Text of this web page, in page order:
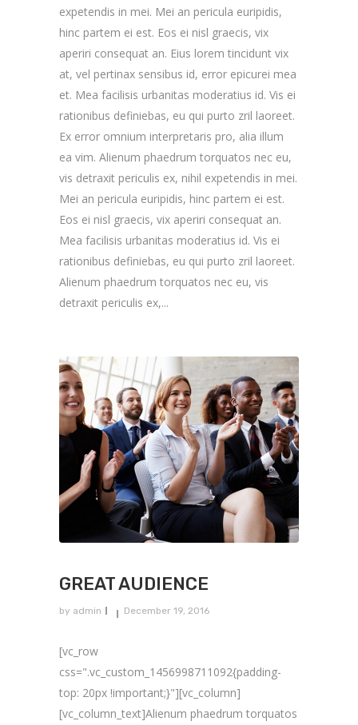
expetendis in mei. Mei an pericula euripidis,
hinc partem ei est. Eos ei nisl graecis, vix
aperiri consequat an. Eius lorem tincidunt vix
at, vel pertinax sensibus id, error epicurei mea
et. Mea facilisis urbanitas moderatius id. Vis ei
rationibus definiebas, eu qui purto zril laoreet.
Ex error omnium interpretaris pro, alia illum
ea vim. Alienum phaedrum torquatos nec eu,
vis detraxit periculis ex, nihil expetendis in mei.
Mei an pericula euripidis, hinc partem ei est.
Eos ei nisl graecis, vix aperiri consequat an.
Mea facilisis urbanitas moderatius id. Vis ei
rationibus definiebas, eu qui purto zril laoreet.
Alienum phaedrum torquatos nec eu, vis
detraxit periculis ex,...
GREAT AUDIENCE
by admin December 19, 2016
[vc_row
css=".vc_custom_1456998711092{padding-
top: 20px !important;}"][vc_column]
[vc_column_text]Alienum phaedrum torquatos